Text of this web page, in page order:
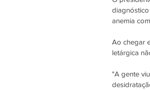
anemia
Ao chegar
letárgica
"A gente